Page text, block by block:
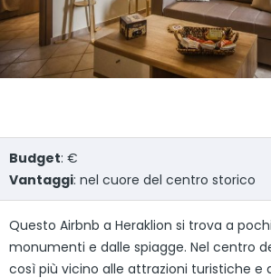
Budget: €
Vantaggi: nel cuore del centro storico
Questo Airbnb a Heraklion si trova a
monumenti e dalle spiagge. Nel centro
così più vicino alle attrazioni turistiche e